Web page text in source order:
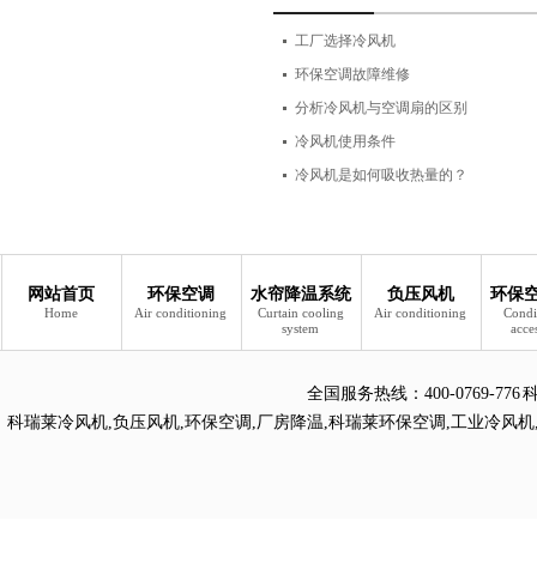
工厂选择冷风机
环保空调故障维修
分析冷风机与空调扇的区别
冷风机使用条件
冷风机是如何吸收热量的？
网站首页
Home
环保空调
Air conditioning
水帘降温系统
Curtain cooling
system
负压风机
Air conditioning
环保
全国服务热线： 400-0769-776
科瑞莱冷风机,负压风机,环保空调 ,厂房降温,科瑞莱环保空调 ,工业冷风机